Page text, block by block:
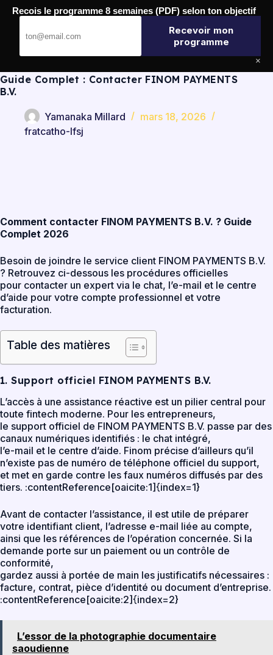
Passer
Guide Complet : Contacter FINOM PAYMENTS
B.V.
Yamanaka Millard
mars 18, 2026
fratcatho-lfsj
Comment contacter FINOM PAYMENTS B.V. ? Guide
Complet 2026
Besoin de joindre le service client FINOM PAYMENTS B.V.
? Retrouvez ci-dessous les procédures officielles
pour contacter un expert via le chat, l’e-mail et le centre
d’aide pour votre compte professionnel et votre
facturation.
Table des matières
1. Support officiel FINOM PAYMENTS B.V.
L’accès à une assistance réactive est un pilier central pour
toute fintech moderne. Pour les entrepreneurs,
le support officiel de FINOM PAYMENTS B.V. passe par des
canaux numériques identifiés : le chat intégré,
l’e-mail et le centre d’aide. Finom précise d’ailleurs qu’il
n’existe pas de numéro de téléphone officiel du support,
et met en garde contre les faux numéros diffusés par des
tiers. :contentReference[oaicite:1]{index=1}
Avant de contacter l’assistance, il est utile de préparer
votre identifiant client, l’adresse e-mail liée au compte,
ainsi que les références de l’opération concernée. Si la
demande porte sur un paiement ou un contrôle de
conformité,
gardez aussi à portée de main les justificatifs nécessaires :
facture, contrat, pièce d’identité ou document d’entreprise.
:contentReference[oaicite:2]{index=2}
L’essor de la photographie documentaire
saoudienne
Recois le programme 8 semaines (PDF) selon ton objectif
Recevoir mon
programme
×